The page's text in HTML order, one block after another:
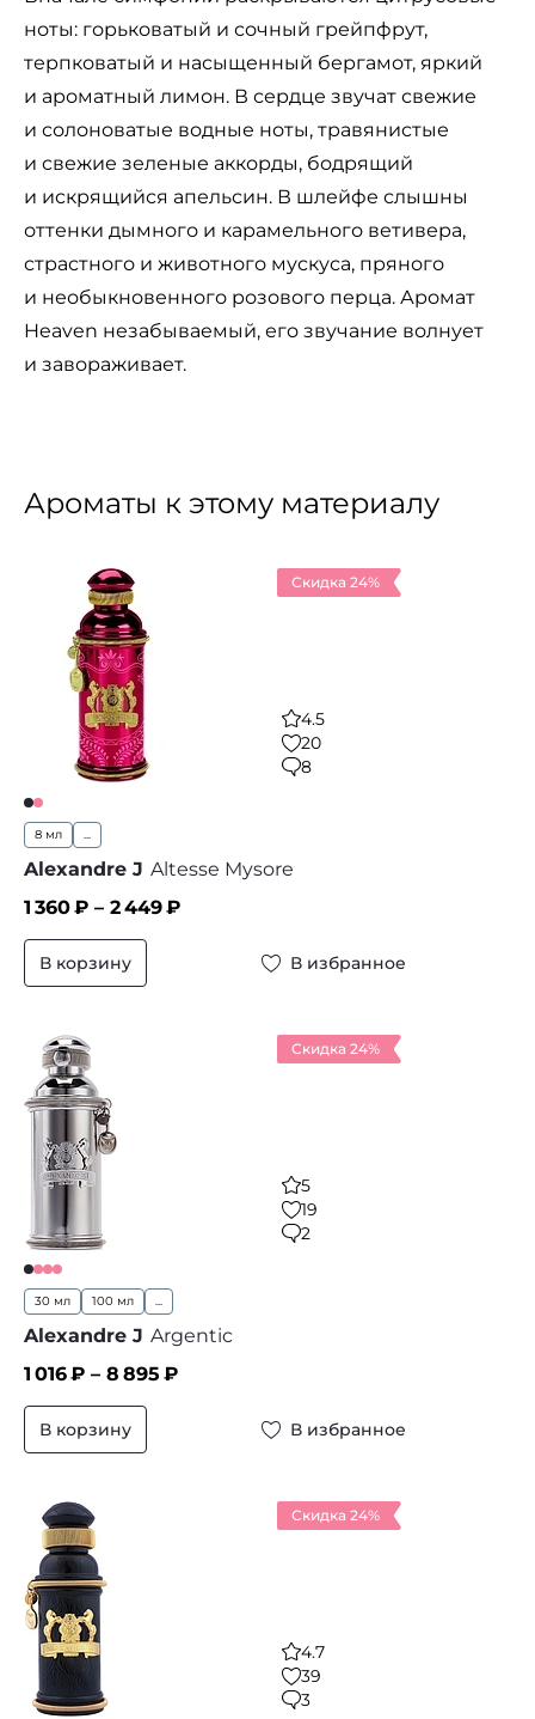
ноты: горьковатый и сочный грейпфрут,
терпковатый и насыщенный бергамот, яркий
и ароматный лимон. В сердце звучат свежие
и солоноватые водные ноты, травянистые
и свежие зеленые аккорды, бодрящий
и искрящийся апельсин. В шлейфе слышны
оттенки дымного и карамельного ветивера,
страстного и животного мускуса, пряного
и необыкновенного розового перца. Аромат
Heaven незабываемый, его звучание волнует
и завораживает.
Ароматы к этому материалу
Скидка 24%
4.5
20
8
8 мл ...
Alexandre J Altesse Mysore
1 360₽ – 2 449₽
В корзину В избранное
Скидка 24%
5
19
2
30 мл 100 мл ...
Alexandre J Argentic
1 016₽ – 8 895 ₽
В корзину В избранное
Скидка 24%
4.7
39
3